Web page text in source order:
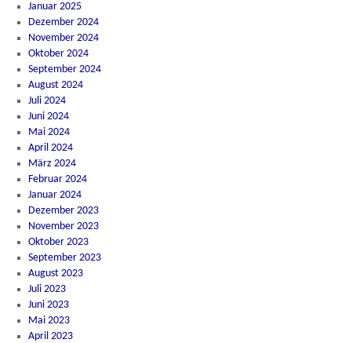
Januar 2025
Dezember 2024
November 2024
Oktober 2024
September 2024
August 2024
Juli 2024
Juni 2024
Mai 2024
April 2024
März 2024
Februar 2024
Januar 2024
Dezember 2023
November 2023
Oktober 2023
September 2023
August 2023
Juli 2023
Juni 2023
Mai 2023
April 2023